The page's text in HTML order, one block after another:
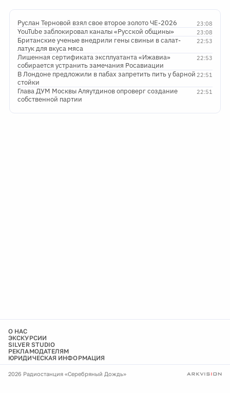
23:08
Руслан Терновой взял свое второе золото ЧЕ-2026
23:08
YouTube заблокировал каналы «Русской общины»
22:53
Британские ученые внедрили гены свиньи в салат-
латук для вкуса мяса
22:53
Лишенная сертификата эксплуатанта «Ижавиа»
собирается устранить замечания Росавиации
22:51
В Лондоне предложили в пабах запретить пить у барной
стойки
22:51
Глава ДУМ Москвы Аляутдинов опроверг создание
собственной партии
О НАС
ЭКСКУРСИИ
SILVER STUDIO
РЕКЛАМОДАТЕЛЯМ
ЮРИДИЧЕСКАЯ ИНФОРМАЦИЯ
2026 Радиостанция «Серебряный Дождь»